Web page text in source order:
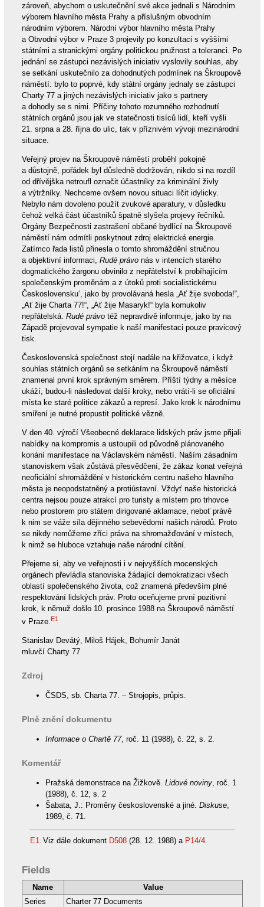
zároveň, abychom o uskutečnění své akce jednali s Národním
výborem hlavního města Prahy a příslušným obvodním
národním výborem. Národní výbor hlavního města Prahy
a Obvodní výbor v Praze 3 projevily po konzultaci s vyššími
státními a stranickými orgány politickou pružnost a toleranci. Po
jednání se zástupci nezávislých iniciativ vyslovily souhlas, aby
se setkání uskutečnilo za dohodnutých podmínek na Škroupově
náměstí: bylo to poprvé, kdy státní orgány jednaly se zástupci
Charty 77 a jiných nezávislých iniciativ jako s partnery
a dohodly se s nimi. Příčiny tohoto rozumného rozhodnutí
státních orgánů jsou jak ve statečnosti tisíců lidí, kteří vyšli
21. srpna a 28. října do ulic, tak v příznivém vývoji mezinárodní
situace.
Veřejný projev na Škroupově náměstí proběhl pokojně
a důstojně, pořádek byl důsledně dodržován, nikdo si na rozdíl
od dřívějška netroufl označit účastníky za kriminální živly
a výtržníky. Nechceme ovšem novou situaci líčit idylicky.
Nebylo nám dovoleno použít zvukové aparatury, v důsledku
čehož velká část účastníků špatně slyšela projevy řečníků.
Orgány Bezpečnosti zastrašení občané bydlící na Škroupově
náměstí nám odmítli poskytnout zdroj elektrické energie.
Zatímco řada listů přinesla o tomto shromáždění stručnou
a objektivní informaci, Rudé právonás v intencích starého
dogmatického žargonu obvinilo z nepřátelství k probíhajícím
společenským proměnám a z útoků proti socialistickému
Československu‘, jako by provolávaná hesla „Ať žije svoboda!“,
„Ať žije Charta 77!“, „Ať žije Masaryk!“ byla komukoliv
nepřátelská. Rudé právotéž nepravdivě informuje, jako by na
Západě projevoval sympatie k naší manifestaci pouze pravicový
tisk.
Československá společnost stojí nadále na křižovatce, i když
souhlas státních orgánů se setkáním na Škroupově náměstí
znamenal první krok správným směrem. Příští týdny a měsíce
ukáží, budou-li následovat další kroky, nebo vrátí-li se oficiální
místa ke staré politice zákazů a represí. Jako krok k národnímu
smíření je nutné propustit politické vězně.
V den 40. výročí Všeobecné deklarace lidských práv jsme přijali
nabídky na kompromis a ustoupili od původně plánovaného
konání manifestace na Václavském náměstí. Naším zásadním
stanoviskem však zůstává přesvědčení, že zákaz konat veřejná
neoficiální shromáždění v historickém centru našeho hlavního
města je neopodstatněný a protiústavní. Vždyť naše historická
centra nejsou pouze atrakcí pro turisty a místem pro trhovce
nebo prostorem pro státem dirigované aklamace, neboť právě
k nim se váže síla dějinného sebevědomí našich národů. Proto
se nikdy nemůžeme zříci práva na shromažďování v místech,
k nimž se hluboce vztahuje naše národní cítění.
Přejeme si, aby ve veřejnosti i v nejvyšších mocenských
orgánech převládla stanoviska žádající demokratizaci všech
oblastí společenského života, což znamená především plné
respektování lidských práv. Proto oceňujeme první pozitivní
krok, k němuž došlo 10. prosince 1988 na Škroupově náměstí
v Praze.E1
Stanislav Devátý, Miloš Hájek, Bohumír Janát
mluvčí Charty 77
Zdroj
ČSDS, sb. Charta 77. – Strojopis, průpis.
Plně znění dokumentu
Informace o Chartě 77, roč. 11 (1988), č. 22, s. 2.
Komentář
Pražská demonstrace na Žižkově. Lidové noviny, roč. 1
(1988), č. 12, s. 2
Šabata, J.: Proměny československé a jiné. Diskuse,
1989, č. 71.
E1. Viz dále dokument D508(28. 12. 1988) a P14/4.
Fields
Name
Value
Series
Charter 77 Documents